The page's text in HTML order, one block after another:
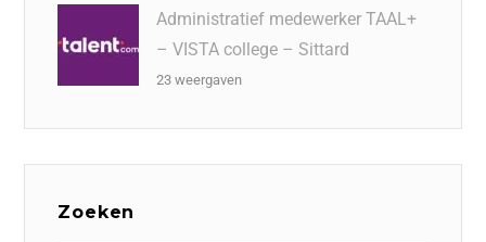
Administratief medewerker TAAL+
– VISTA college – Sittard
23 weergaven
Zoeken